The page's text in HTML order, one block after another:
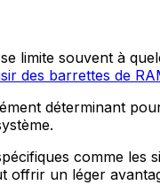
limite souvent à
des barrettes de
déterminant
comme
offrir un léger